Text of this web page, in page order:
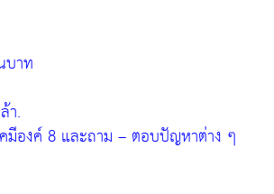
บาท
า.
คมีองค์ 8 และถาม – ตอบปัญหาต่าง ๆ